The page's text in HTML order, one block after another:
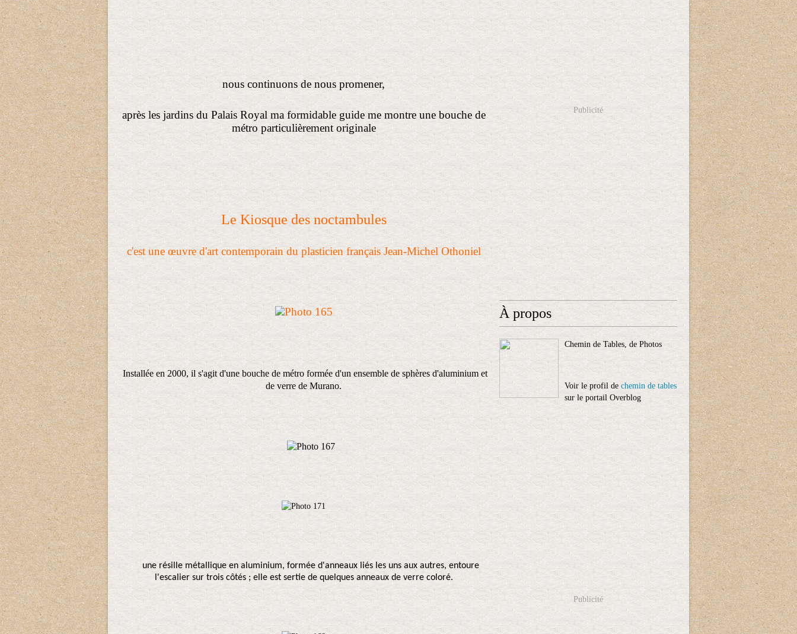
nous continuons de nous promener,
après les jardins du Palais Royal ma formidable guide me montre une bouche de
métro particulièrement originale
Le Kiosque des noctambules
c'est une œuvre d'art contemporain du plasticien français Jean-Michel Othoniel
Installée en 2000, il s'agit d'une bouche de métro formée d'un ensemble de sphères d'aluminium et
de verre de Murano.
une résille métallique en aluminium, formée d'anneaux liés les uns aux autres, entoure
l'escalier sur trois côtés ; elle est sertie de quelques anneaux de verre coloré.
Publicité
À propos
Chemin de Tables, de Photos
Voir le profil de chemin de tables
sur le portail Overblog
Publicité